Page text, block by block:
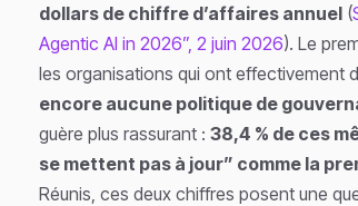
dollars de chiffre d’affaires annuel (
Agentic AI in 2026”, 2 juin 2026). Le
les organisations qui ont effectivement
encore aucune politique de
guère plus rassurant : 38,4 % de ces
se mettent pas à jour” comme la
Réunis, ces deux chiffres posent une